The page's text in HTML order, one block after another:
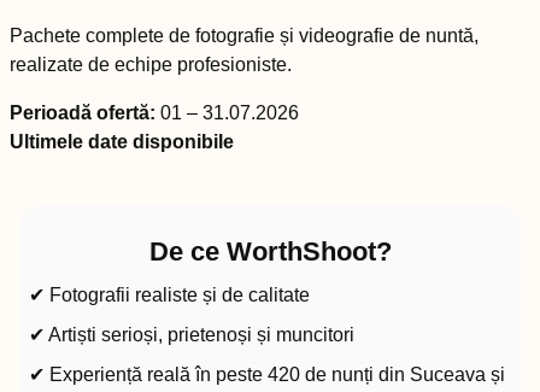
Pachete complete de fotografie și videografie de nuntă,
realizate de echipe profesioniste.
Perioadă ofertă: 01 – 31.07.2026
Ultimele date disponibile
De ce WorthShoot?
✔ Fotografii realiste și de calitate
✔ Artiști serioși, prietenoși și muncitori
✔ Experiență reală în peste 420 de nunți din Suceava și